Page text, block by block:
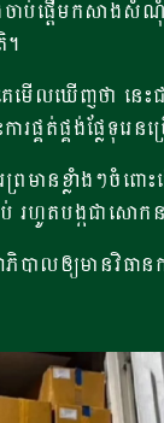
ប់ផ្តើមកសាងសំណុំរ
។
េ​មើល​ឃើញ​ថា ​ន
ការផ្គត់ផ្គង់ផ្លែ
រមានខ្លាំងៗចំពោ
រហូតបង្កជាសោក
ាល​ឲ្យ​មាន​វិធាន